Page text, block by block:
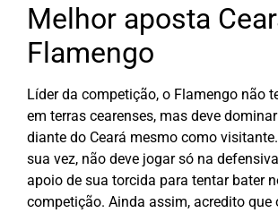
Melhor aposta
Flamengo
Líder da competição, o Flamengo não
em terras cearenses, mas deve
diante do Ceará mesmo como
sua vez, não deve jogar só na
apoio de sua torcida para tentar bater
competição. Ainda assim, acredito que